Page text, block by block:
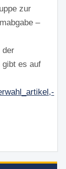
zur
–
der
gibt es auf